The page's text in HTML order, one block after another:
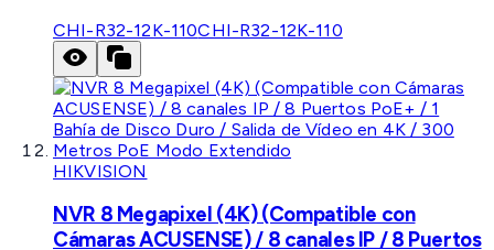
CHI-R32-12K-110CHI-R32-12K-110
HIKVISION
NVR 8 Megapixel (4K) (Compatible con
Cámaras ACUSENSE) / 8 canales IP / 8 Puertos